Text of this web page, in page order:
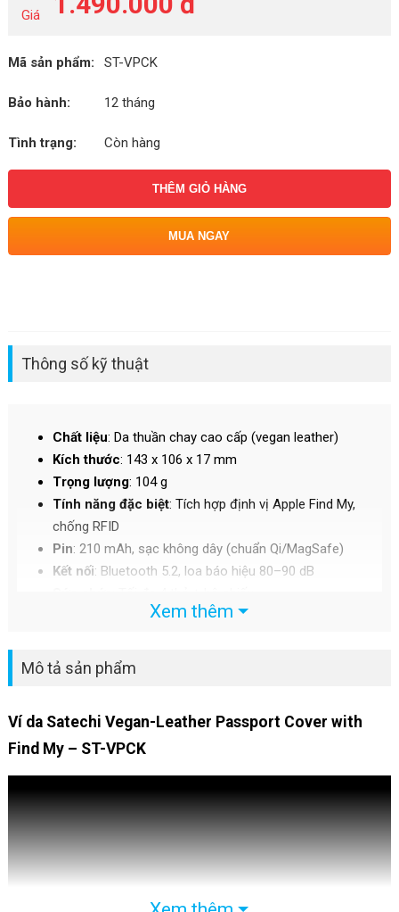
Giá
Mã sản phẩm: ST-VPCK
Bảo hành: 12 tháng
Tình trạng: Còn hàng
THÊM GIỎ HÀNG
MUA NGAY
Thông số kỹ thuật
Chất liệu: Da thuần chay cao cấp (vegan leather)
Kích thước: 143 x 106 x 17 mm
Trọng lượng: 104 g
Tính năng đặc biệt: Tích hợp định vị Apple Find My,
chống RFID
Pin: 210 mAh, sạc không dây (chuẩn Qi/MagSafe)
Kết nối: Bluetooth 5.2, loa báo hiệu 80–90 dB
Xem thêm
Mô tả sản phẩm
Ví da Satechi Vegan-Leather Passport Cover with
Find My – ST-VPCK